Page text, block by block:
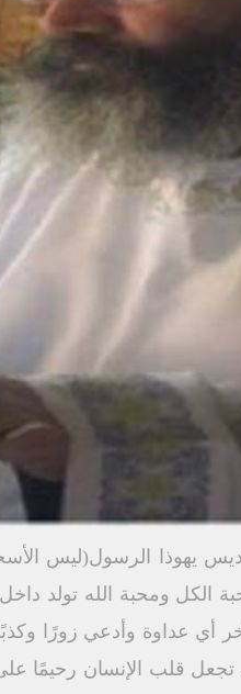
الكل ومحبة الله تولد
أي عداوة وأدعي زورًا
قلب الإنسان رحيمًا